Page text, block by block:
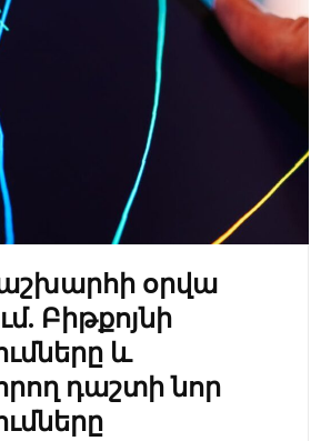
օրվա
Բիթքոյնի
և
դաշտի նոր